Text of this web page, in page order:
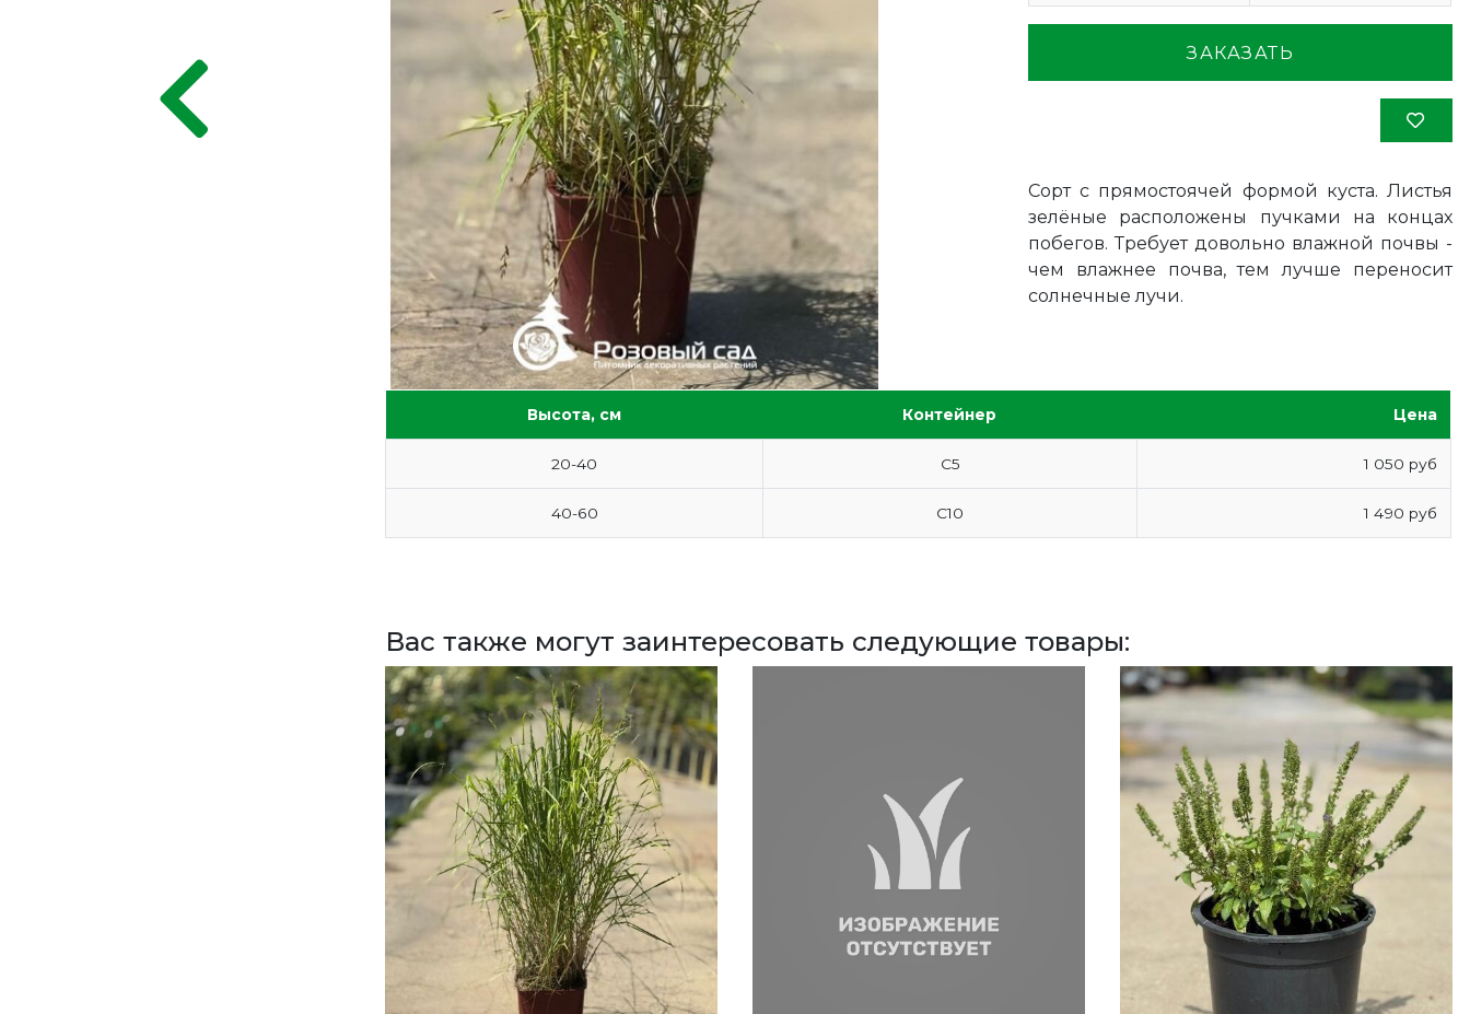
ЗАКАЗАТЬ
Сорт с прямостоячей формой куста. Листья
зелёные расположены пучками на концах
побегов. Требует довольно влажной почвы -
чем влажнее почва, тем лучше переносит
солнечные лучи.
Высота, см Контейнер Цена
20-40 С5 1 050 руб
40-60 С10 1 490 руб
Вас также могут заинтересовать следующие товары: